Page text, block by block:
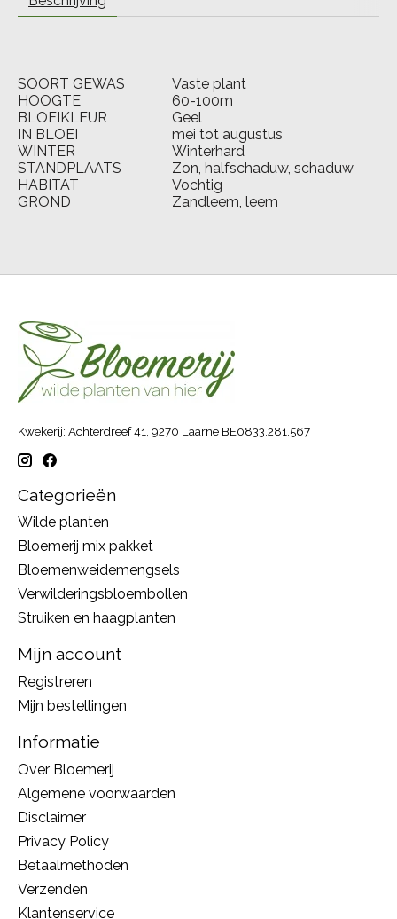
SOORT GEWAS
Vaste plant
HOOGTE
60-100m
BLOEIKLEUR
Geel
IN BLOEI
mei tot augustus
WINTER
Winterhard
STANDPLAATS
Zon, halfschaduw, schaduw
HABITAT
Vochtig
GROND
Zandleem, leem
Kwekerij: Achterdreef 41, 9270 Laarne BE0833.281.567
Categorieën
Wilde planten
Bloemerij mix pakket
Bloemenweidemengsels
Verwilderingsbloembollen
Struiken en haagplanten
Mijn account
Registreren
Mijn bestellingen
Informatie
Over Bloemerij
Algemene voorwaarden
Disclaimer
Privacy Policy
Betaalmethoden
Verzenden
Klantenservice